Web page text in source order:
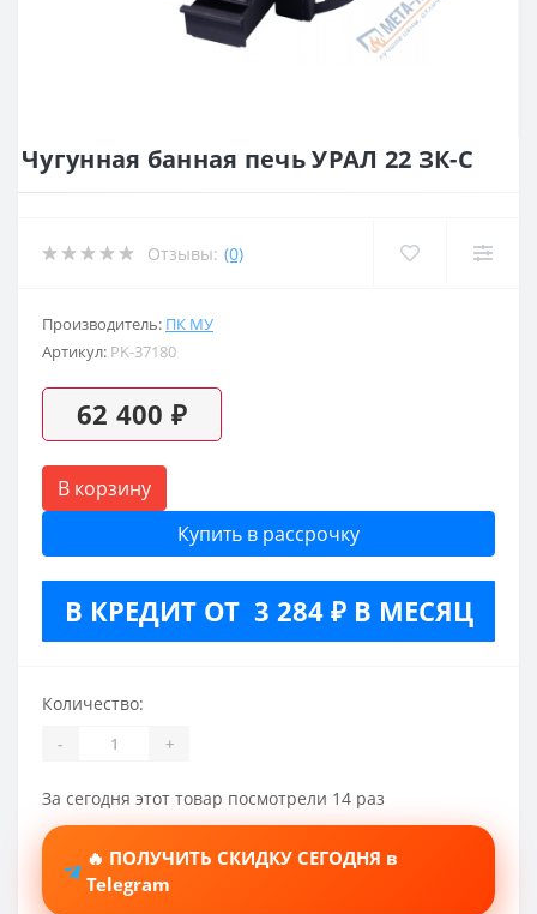
Чугунная банная печь УРАЛ 22 ЗК-С
Отзывы: (0)
Производитель: ПК МУ
Артикул: PK-37180
62 400 ₽
В корзину
Купить в рассрочку
В КРЕДИТ ОТ 3 284 ₽ В МЕСЯЦ
Количество:
- +
За сегодня этот товар посмотрели 14 раз
🔥 ПОЛУЧИТЬ СКИДКУ СЕГОДНЯ в
Telegram